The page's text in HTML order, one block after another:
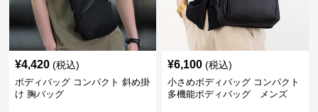
¥4,420 (税込)
ボディバッグ コンパクト 斜め掛
け 胸バッグ
¥6,100 (税込)
小さめボディバッグ コンパクト
多機能ボディバッグ メンズ